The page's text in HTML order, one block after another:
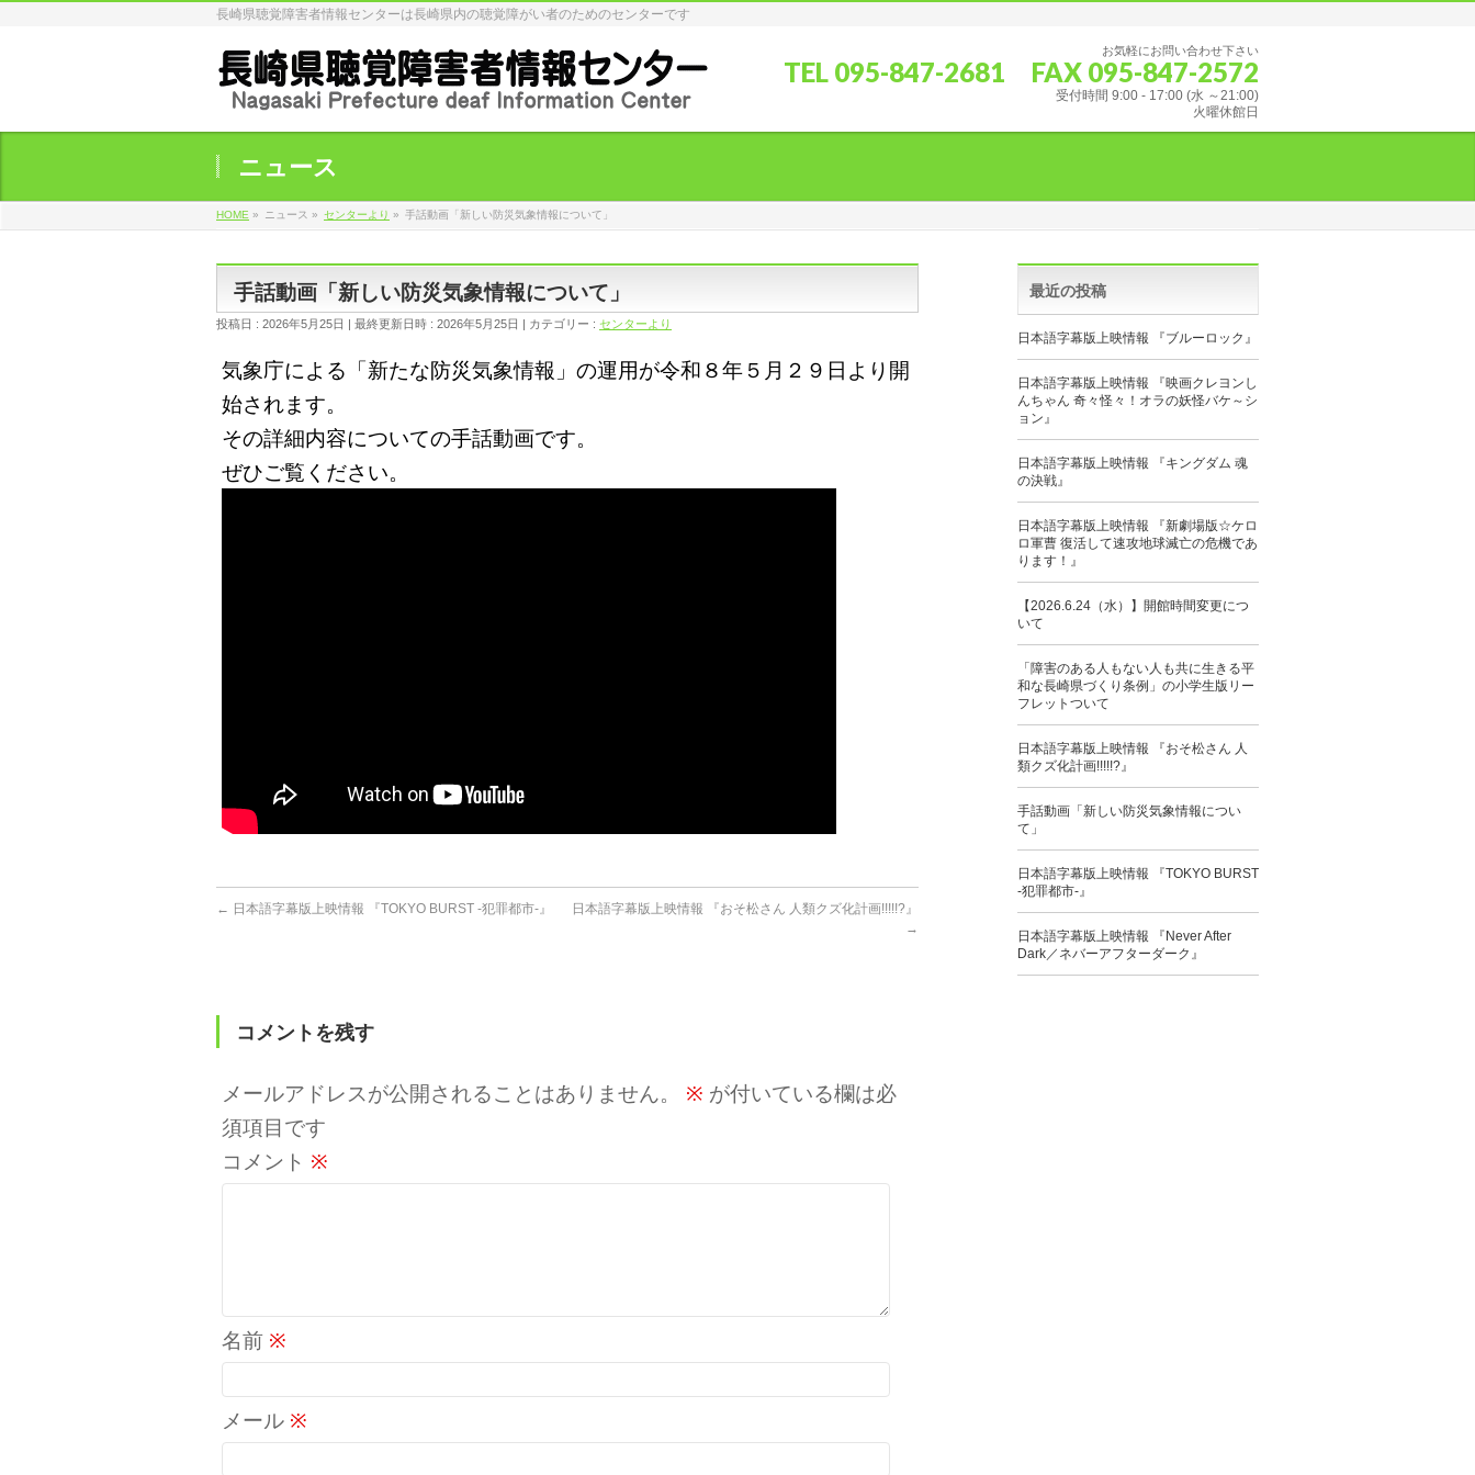
長崎県聴覚障害者情報センターは長崎県内の聴覚障がい者のためのセンターです
お気軽にお問い合わせ下さい
TEL 095-847-2681 FAX 095-847-2572
受付時間 9:00 - 17:00 (水 ～21:00)
火曜休館日
ニュース
HOME » ニュース » センターより » 手話動画「新しい防災気象情報について」
手話動画「新しい防災気象情報について」
投稿日 : 2026年5月25日 最終更新日時 : 2026年5月25日 カテゴリー : センターより
気象庁による「新たな防災気象情報」の運用が令和８年５月２９日より開
始されます。
その詳細内容についての手話動画です。
ぜひご覧ください。
← 日本語字幕版上映情報 『TOKYO BURST -犯罪都市-』
日本語字幕版上映情報 『おそ松さん 人類クズ化計画!!!!!?』
→
コメントを残す
メールアドレスが公開されることはありません。 ※ が付いている欄は必
須項目です
コメント ※
名前 ※
メール ※
最近の投稿
日本語字幕版上映情報 『ブルーロック』
日本語字幕版上映情報 『映画クレヨンし
んちゃん 奇々怪々！オラの妖怪バケ～シ
ョン』
日本語字幕版上映情報 『キングダム 魂
の決戦』
日本語字幕版上映情報 『新劇場版☆ケロ
ロ軍曹 復活して速攻地球滅亡の危機であ
ります！』
【2026.6.24（水）】開館時間変更につ
いて
「障害のある人もない人も共に生きる平
和な長崎県づくり条例」の小学生版リー
フレットついて
日本語字幕版上映情報 『おそ松さん 人
類クズ化計画!!!!!?』
手話動画「新しい防災気象情報につい
て」
日本語字幕版上映情報 『TOKYO BURST
-犯罪都市-』
日本語字幕版上映情報 『Never After
Dark／ネバーアフターダーク』